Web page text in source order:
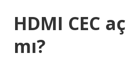
HDMI CEC
mı?